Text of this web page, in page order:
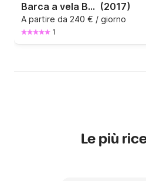
Barca a vela Bénéteau Oceanis 38.1 11m (2017)
A partire da 240 € / giorno
1
Le più